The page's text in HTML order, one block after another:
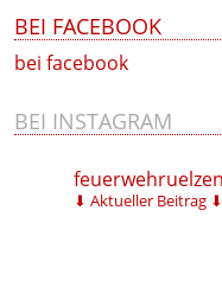
BEI FACEBOOK
bei facebook
BEI INSTAGRAM
feuerwehruelzen
⬇ Aktueller Beitrag ⬇